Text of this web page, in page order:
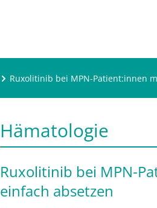
Ruxolitinib bei MPN-Patient:innen
Hämatologie
Ruxolitinib bei MPN-
einfach absetzen